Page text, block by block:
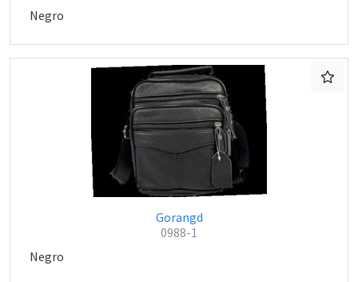
Negro
Gorangd
0988-1
Negro